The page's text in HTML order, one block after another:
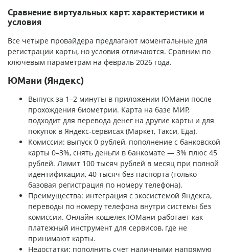
Сравнение виртуальных карт: характеристики и
условия
Все четыре провайдера предлагают моментальные для
регистрации карты, но условия отличаются. Сравним по
ключевым параметрам на февраль 2026 года.
ЮМани (Яндекс)
Выпуск за 1–2 минуты в приложении ЮМани после
прохождения биометрии. Карта на базе МИР,
подходит для перевода денег на другие карты и для
покупок в Яндекс-сервисах (Маркет, Такси, Еда).
Комиссии: выпуск 0 рублей, пополнение с банковской
карты 0–3%, снять деньги в банкомате — 3% плюс 45
рублей. Лимит 100 тысяч рублей в месяц при полной
идентификации, 40 тысяч без паспорта (только
базовая регистрация по номеру телефона).
Преимущества: интеграция с экосистемой Яндекса,
переводы по номеру телефона внутри системы без
комиссии. Онлайн-кошелек ЮМани работает как
платежный инструмент для сервисов, где не
принимают карты.
Недостатки: пополнить счет наличными напрямую